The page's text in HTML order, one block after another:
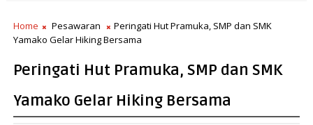
Home Pesawaran
Peringati Hut Pramuka, SMP dan SMK
Yamako Gelar Hiking Bersama
Peringati Hut Pramuka, SMP dan SMK
Yamako Gelar Hiking Bersama